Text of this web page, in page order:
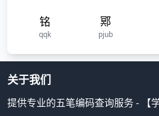
铭
qqk
鄍
pjub
关于我们
提供专业的五笔编码查询服务 - 【